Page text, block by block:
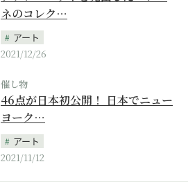
ネのコレク…
アート
2021/12/26
催し物
46点が日本初公開！ 日本でニュー
ヨーク…
アート
2021/11/12